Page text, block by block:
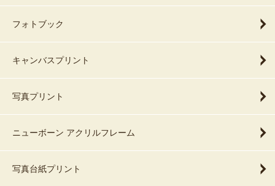
フォトブック
キャンバスプリント
写真プリント
ニューボーン アクリルフレーム
写真台紙プリント